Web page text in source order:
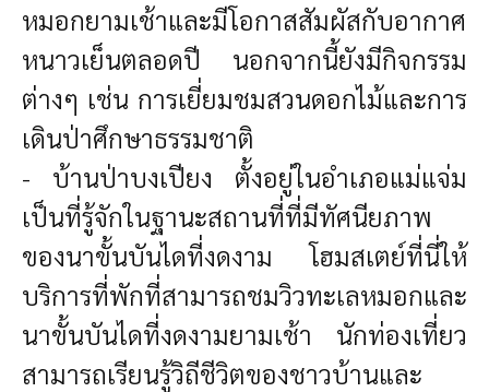
หมอกยามเช้าและมีโอกาสสัมผัสกับอากาศ
หนาวเย็นตลอดปี นอกจากนี้ยังมีกิจกรรม
ต่างๆ เช่น การเยี่ยมชมสวนดอกไม้และการ
เดินป่าศึกษาธรรมชาติ
- บ้านป่าบงเปียง ตั้งอยู่ในอำเภอแม่แจ่ม
เป็นที่รู้จักในฐานะสถานที่ที่มีทัศนียภาพ
ของนาขั้นบันไดที่งดงาม โฮมสเตย์ที่นี่ให้
บริการที่พักที่สามารถชมวิวทะเลหมอกและ
นาขั้นบันไดที่งดงามยามเช้า นักท่องเที่ยว
สามารถเรียนรู้วิถีชีวิตของชาวบ้านและ